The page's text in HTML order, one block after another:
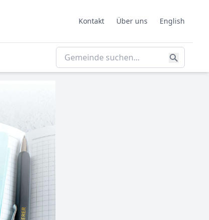
Kontakt Über uns English